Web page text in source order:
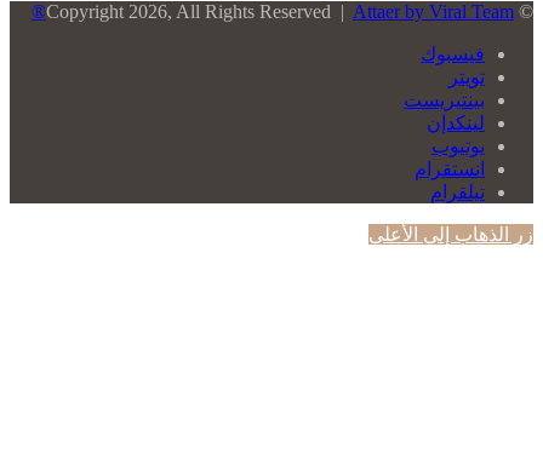
© Copyright 2026, All Rights Reserved |
Attaer by Viral Team®
فيسبوك
تويتر
بينتيريست
لينكدإن
يوتيوب
انستقرام
تيلقرام
زر الذهاب إلى الأعلى